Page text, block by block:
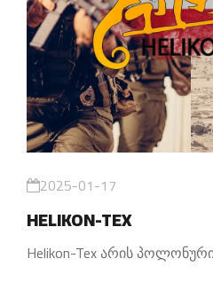
2025-01-17
HELIKON-TEX
Helikon-Tex არის